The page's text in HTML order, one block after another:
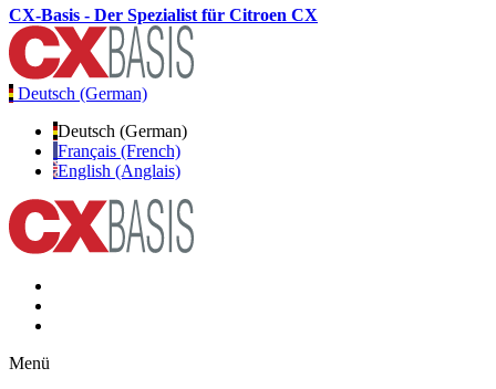
CX-Basis - Der Spezialist für Citroen CX
Deutsch (German)
Deutsch (German)
Français (French)
English (Anglais)
Menü